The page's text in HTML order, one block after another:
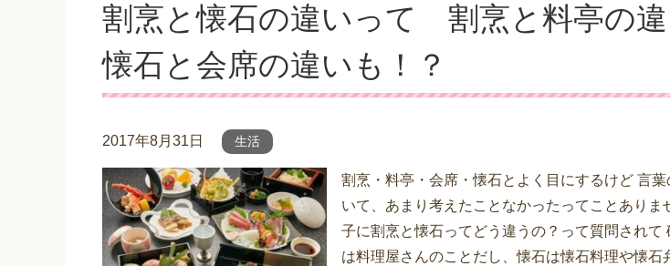
割烹と懐石の違いって 割烹と料亭の
懐石と会席の違いも！？
2017年8月31日 生活
割烹・料亭・会席・懐石とよく目にするけど 言葉
いて、あまり考えたことなかったってことありま
子に割烹と懐石ってどう違うの？って質問されて
は料理屋さんのことだし、懐石は懐石料理や懐石